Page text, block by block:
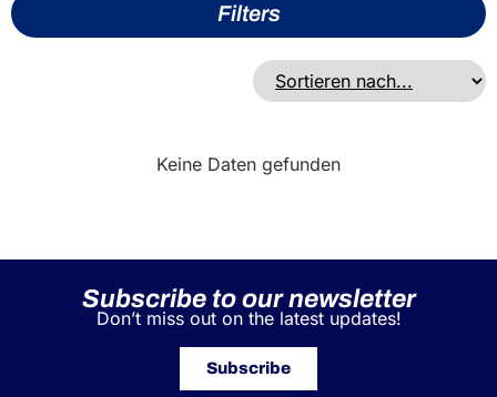
Filters
Keine Daten gefunden
Subscribe to our newsletter
Don’t miss out on the latest updates!
Subscribe